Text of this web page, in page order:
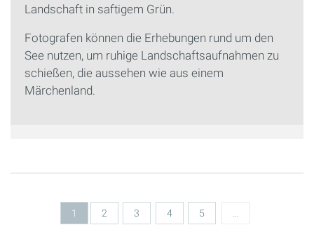
Landschaft in saftigem Grün.
Fotografen können die Erhebungen rund um den
See nutzen, um ruhige Landschaftsaufnahmen zu
schießen, die aussehen wie aus einem
Märchenland.
Seiten
1 2 3 4 5